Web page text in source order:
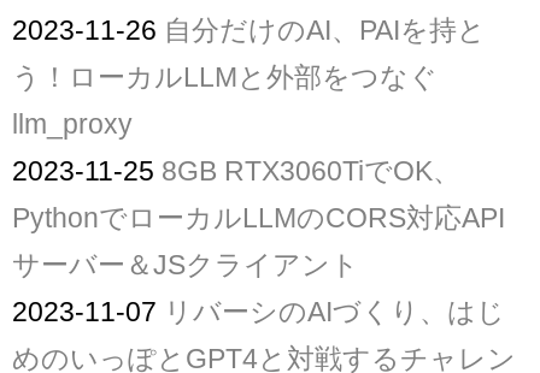
2023-11-26 自分だけのAI、PAIを持と
う！ローカルLLMと外部をつなぐ
llm_proxy
2023-11-25 8GB RTX3060TiでOK、
PythonでローカルLLMのCORS対応API
サーバー＆JSクライアント
2023-11-07 リバーシのAIづくり、はじ
めのいっぽとGPT4と対戦するチャレン